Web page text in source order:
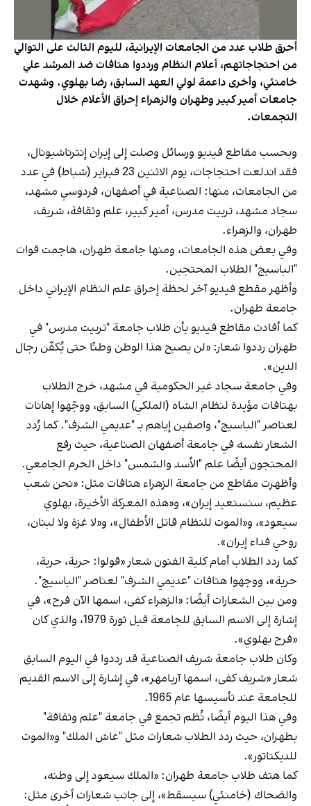
أحرق طلاب عدد من الجامعات الإيرانية، لليوم الثالث على التوالي
من احتجاجاتهم، أعلام النظام ورددوا هتافات ضد المرشد علي
خامنئي، وأخرى داعمة لولي العهد السابق، رضا بهلوي. وشهدت
جامعات أمير كبير وطهران والزهراء إحراق الأعلام خلال
التجمعات.
وبحسب مقاطع فيديو ورسائل وصلت إلى إيران إنترناشيونال،
فقد اندلعت احتجاجات، يوم الاثنين 23 فبراير (شباط) في عدد
من الجامعات، منها: الصناعية في أصفهان، فردوسي مشهد،
سجاد مشهد، تربيت مدرس، أمير كبير، علم وثقافة، شريف،
طهران، والزهراء.
وفي بعض هذه الجامعات، ومنها جامعة طهران، هاجمت قوات
"الباسيج" الطلاب المحتجين.
وأظهر مقطع فيديو آخر لحظة إحراق علم النظام الإيراني داخل
جامعة طهران.
كما أفادت مقاطع فيديو بأن طلاب جامعة "تربيت مدرس" في
طهران رددوا شعار: «لن يصبح هذا الوطن وطنًا حتى يُكفّن رجال
الدين».
وفي جامعة سجاد غير الحكومية في مشهد، خرج الطلاب
بهتافات مؤيدة لنظام الشاه (الملكي) السابق، ووجّهوا إهانات
لعناصر "الباسيج"، واصفين إياهم بـ "عديمي الشرف". كما رُدد
الشعار نفسه في جامعة أصفهان الصناعية، حيث رفع
المحتجون أيضًا علم "الأسد والشمس" داخل الحرم الجامعي.
وأظهرت مقاطع من جامعة الزهراء هتافات مثل: «نحن شعب
عظيم، سنستعيد إيران»، و«هذه المعركة الأخيرة، بهلوي
سيعود»، و«الموت للنظام قاتل الأطفال»، و«لا غزة ولا لبنان،
روحي فداء إيران».
كما ردد الطلاب أمام كلية الفنون شعار «قولوا: حرية، حرية،
حرية»، ووجهوا هتافات "عديمي الشرف" لعناصر "الباسيج".
ومن بين الشعارات أيضًا: «الزهراء كفى، اسمها الآن فرح»، في
إشارة إلى الاسم السابق للجامعة قبل ثورة 1979، والذي كان
«فرح بهلوي».
وكان طلاب جامعة شريف الصناعية قد رددوا في اليوم السابق
شعار «شريف كفى، اسمها آريامهر»، في إشارة إلى الاسم القديم
للجامعة عند تأسيسها عام 1965.
وفي هذا اليوم أيضًا، نُظم تجمع في جامعة "علم وثقافة"
بطهران، حيث ردد الطلاب شعارات مثل "عاش الملك" و«الموت
للديكتاتور».
كما هتف طلاب جامعة طهران: «الملك سيعود إلى وطنه،
والضحاك (خامنئي) سيسقط»، إلى جانب شعارات أخرى مثل: